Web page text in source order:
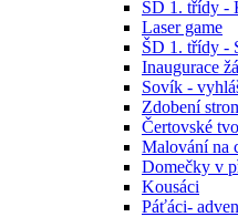
ŠD 1. třídy -
Laser game
ŠD 1. třídy -
Inaugurace
Sovík -
Zdobení
Čertovské
Malování na
Domečky v
Kousáci
Páťáci-